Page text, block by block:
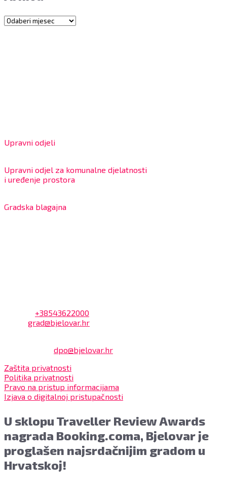
Arhiva
Upravni odjeli
Upravni odjel za komunalne djelatnosti
i uređenje prostora
Gradska blagajna
+38543622000
grad@bjelovar.hr
dpo@bjelovar.hr
Zaštita privatnosti
Politika privatnosti
Pravo na pristup informacijama
Izjava o digitalnoj pristupačnosti
U sklopu Traveller Review Awards
nagrada Booking.coma, Bjelovar je
proglašen najsrdačnijim gradom u
Hrvatskoj!